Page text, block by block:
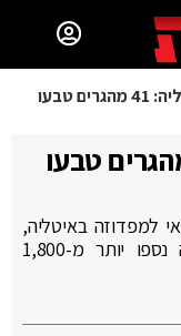
טרגדיה בחופי איטליה: 41 מהגרים טבעו
בחופי איטליה: 41 מהגרים טבעו
למפדוזה באיטליה,
אך רק ארבעה שרדו | מתחילת השנה נספו יותר מ-1,800